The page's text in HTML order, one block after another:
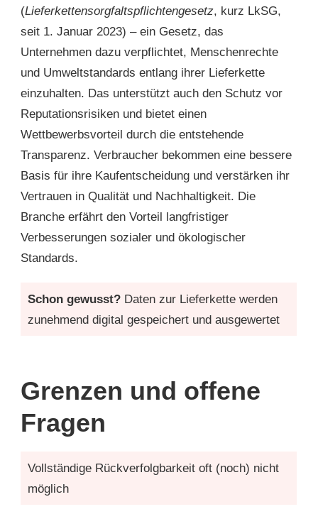
(Lieferkettensorgfaltspflichtengesetz, kurz LkSG,
seit 1. Januar 2023) – ein Gesetz, das
Unternehmen dazu verpflichtet, Menschenrechte
und Umweltstandards entlang ihrer Lieferkette
einzuhalten. Das unterstützt auch den Schutz vor
Reputationsrisiken und bietet einen
Wettbewerbsvorteil durch die entstehende
Transparenz. Verbraucher bekommen eine bessere
Basis für ihre Kaufentscheidung und verstärken ihr
Vertrauen in Qualität und Nachhaltigkeit. Die
Branche erfährt den Vorteil langfristiger
Verbesserungen sozialer und ökologischer
Standards.
Schon gewusst? Daten zur Lieferkette werden
zunehmend digital gespeichert und ausgewertet
Grenzen und offene
Fragen
Vollständige Rückverfolgbarkeit oft (noch) nicht
möglich